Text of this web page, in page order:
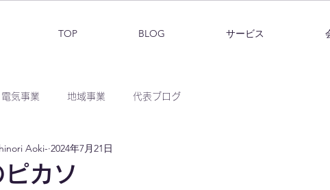
TOP BLOG サービス
電気事業 地域事業 代表ブログ
カソ
Aoki- 2024年7月21日